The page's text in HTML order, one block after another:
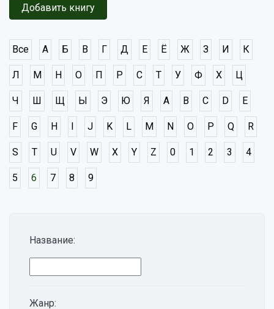
Название:
Жанр:
Добавить книгу
Все А Б В Г Д Е Ё Ж З И К
Л М Н О П Р С Т У Ф Х Ц
Ч Ш Щ Ы Э Ю Я A B C D E
F G H I J K L M N O P Q R
S T U V W X Y Z 0 1 2 3 4
5 6 7 8 9